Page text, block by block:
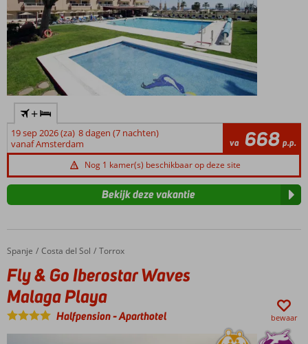
+
19 sep 2026 (za) 8 dagen (7 nachten)
vanaf Amsterdam
va 668 p.p.
Nog 1 kamer(s) beschikbaar op deze site
Bekijk deze vakantie
Home
Spanje Costa del Sol Torrox
Fly & Go Iberostar Waves Malaga Playa
Fly & Go Iberostar Waves
Malaga Playa
Halfpension-Aparthotel bewaar